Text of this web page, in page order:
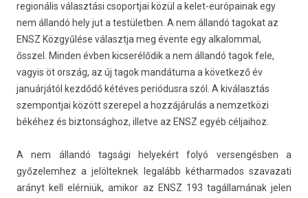
regionális választási csoportjai közül a kelet-európainak egy
nem állandó hely jut a testületben. A nem állandó tagokat az
ENSZ Közgyűlése választja meg évente egy alkalommal,
ősszel. Minden évben kicserélődik a nem állandó tagok fele,
vagyis öt ország, az új tagok mandátuma a következő év
januárjától kezdődő kétéves periódusra szól. A kiválasztás
szempontjai között szerepel a hozzájárulás a nemzetközi
békéhez és biztonsághoz, illetve az ENSZ egyéb céljaihoz.
A nem állandó tagsági helyekért folyó ver­sengésb­en a
győzelem­hez a jelöl­teknek legalább két­harmados szavazati
arányt kell elérniük, amikor az ENSZ 193 tagállamának jelen